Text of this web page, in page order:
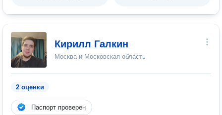
Кирилл Галкин
Москва и Московская область
2 оценки
Паспорт проверен